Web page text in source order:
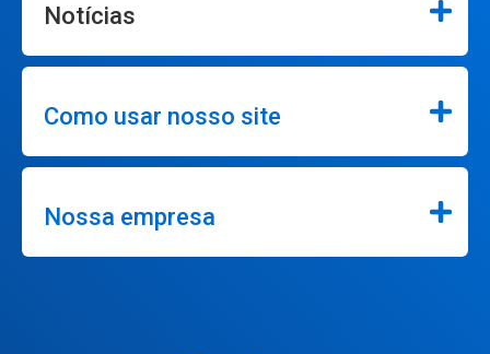
Notícias
Como usar nosso site
Nossa empresa